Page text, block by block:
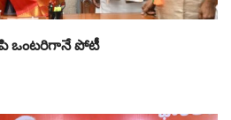
ఒంటరిగానే పోటీ